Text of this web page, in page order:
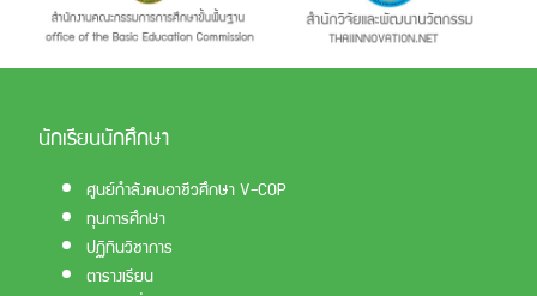
นักเรียนนักศึกษา
ศูนย์กำลังคนอาชีวศึกษา V-COP
ทุนการศึกษา
ปฏิทินวิชาการ
ตารางเรียน